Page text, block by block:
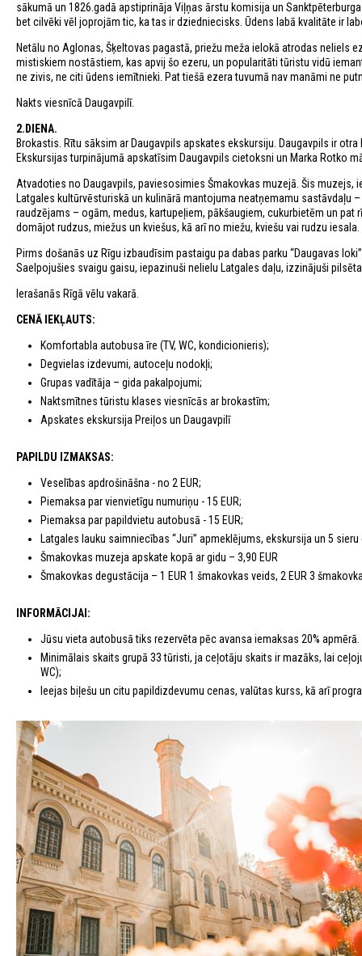
sākumā un 1826.gadā apstiprināja Viļņas ārstu komisija un
bet cilvēki vēl joprojām tic, ka tas ir dziedniecisks. Ūdens labā kvalitāte ir
Netālu no Aglonas, Šķeltovas pagastā, priežu meža ielokā atrodas neliels
mistiskiem nostāstiem, kas apvij šo ezeru, un popularitāti tūristu vidū
ne zivis, ne citi ūdens iemītnieki. Pat tiešā ezera tuvumā nav manāmi ne
Nakts viesnīcā Daugavpilī.
2.DIENA.
Brokastis. Rītu sāksim ar Daugavpils apskates ekskursiju. Daugavpils ir
Ekskursijas turpinājumā apskatīsim Daugavpils cietoksni un Marka Rotko
Atvadoties no Daugavpils, paviesosimies Šmakovkas muzejā. Šis
Latgales kultūrvēsturiskā un kulinārā mantojuma neatņemamu sastāvdaļu
raudzējams – ogām, medus, kartupeļiem, pākšaugiem, cukurbietēm un
domājot rudzus, miežus un kviešus, kā arī no miežu, kviešu vai rudzu
Pirms došanās uz Rīgu izbaudīsim pastaigu pa dabas parku “Daugavas
Saelpojušies svaigu gaisu, iepazinuši nelielu Latgales daļu, izzinājuši
Ierašanās Rīgā vēlu vakarā.
CENĀ IEKĻAUTS:
Komfortabla autobusa īre (TV, WC, kondicionieris);
Degvielas izdevumi, autoceļu nodokļi;
Grupas vadītāja – gida pakalpojumi;
Naktsmītnes tūristu klases viesnīcās ar brokastīm;
Apskates ekskursija Preiļos un Daugavpilī
PAPILDU IZMAKSAS:
Veselības apdrošināšna - no 2 EUR;
Piemaksa par vienvietīgu numuriņu - 15 EUR;
Piemaksa par papildvietu autobusā - 15 EUR;
Latgales lauku saimniecības “Juri” apmeklējums, ekskursija un 5 sieru
Šmakovkas muzeja apskate kopā ar gidu – 3,90 EUR
Šmakovkas degustācija – 1 EUR 1 šmakovkas veids, 2 EUR 3
INFORMĀCIJAI:
Jūsu vieta autobusā tiks rezervēta pēc avansa iemaksas 20%
Minimālais skaits grupā 33 tūristi, ja ceļotāju skaits ir mazāks, lai
WC);
Ieejas biļešu un citu papildizdevumu cenas, valūtas kurss, kā arī